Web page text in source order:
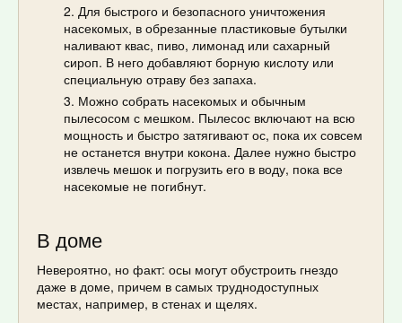
Для быстрого и безопасного уничтожения
насекомых, в обрезанные пластиковые бутылки
наливают квас, пиво, лимонад или сахарный
сироп. В него добавляют борную кислоту или
специальную отраву без запаха.
Можно собрать насекомых и обычным
пылесосом с мешком. Пылесос включают на всю
мощность и быстро затягивают ос, пока их совсем
не останется внутри кокона. Далее нужно быстро
извлечь мешок и погрузить его в воду, пока все
насекомые не погибнут.
В доме
Невероятно, но факт: осы могут обустроить гнездо
даже в доме, причем в самых труднодоступных
местах, например, в стенах и щелях.